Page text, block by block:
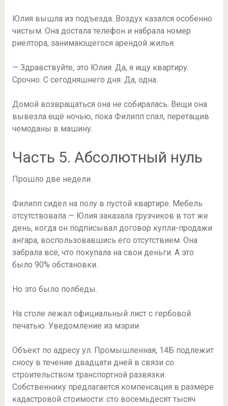
Юлия вышла из подъезда. Воздух казался особенно
чистым. Она достала телефон и набрала номер
риелтора, занимающегося арендой жилья.
— Здравствуйте, это Юлия. Да, я ищу квартиру.
Срочно. С сегодняшнего дня. Да, одна.
Домой возвращаться она не собиралась. Вещи она
вывезла ещё ночью, пока Филипп спал, перетащив
чемоданы в машину.
Часть 5. Абсолютный нуль
Прошло две недели.
Филипп сидел на полу в пустой квартире. Мебель
отсутствовала — Юлия заказала грузчиков в тот же
день, когда он подписывал договор купли-продажи
ангара, воспользовавшись его отсутствием. Она
забрала всё, что покупала на свои деньги. А это
было 90% обстановки.
Но это было полбеды.
На столе лежал официальный лист с гербовой
печатью. Уведомление из мэрии.
Объект по адресу ул. Промышленная, 14Б подлежит
сносу в течение двадцати дней в связи со
строительством транспортной развязки.
Собственнику предлагается компенсация в размере
кадастровой стоимости: сто восемьдесят тысяч